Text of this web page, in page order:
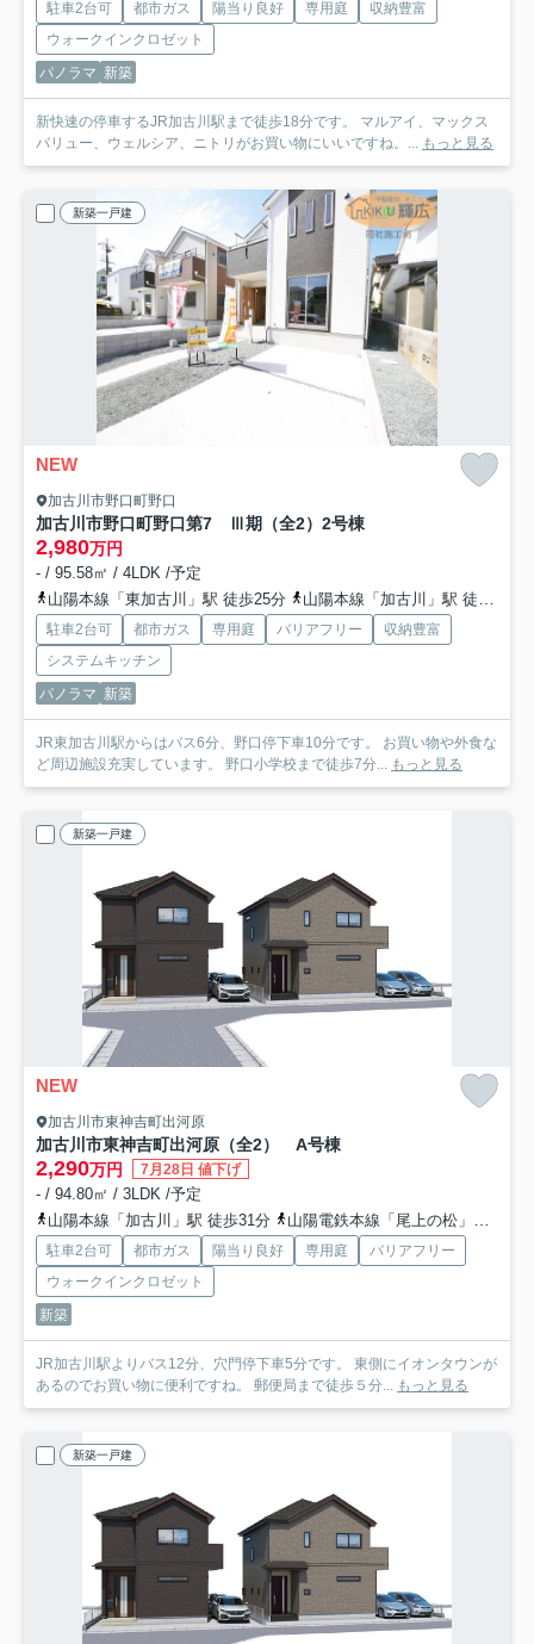
駐車2台可 都市ガス 陽当り良好 専用庭
収納豊富
ウォークインクロゼット
パノラマ 新築
新快速の停車するJR加古川駅まで徒歩18分です。 マルアイ、マックス
バリュー、ウェルシア、ニトリがお買い物にいいですね。... もっと見る
新築一戸建
NEW
加古川市野口町野口
加古川市野口町野口第7 Ⅲ期（全2）2号棟
2,980万円
- / 95.58㎡ / 4LDK /予定
山陽本線「東加古川」駅 徒歩25分
山陽本線「加古川」駅 徒歩30分
駐車2台可 都市ガス 専用庭 バリアフリー
収納豊富
システムキッチン
パノラマ 新築
JR東加古川駅からはバス6分、野口停下車10分です。 お買い物や外食な
ど周辺施設充実しています。 野口小学校まで徒歩7分... もっと見る
新築一戸建
NEW
加古川市東神吉町出河原
加古川市東神吉町出河原（全2） A号棟
2,290万円 7月28日 値下げ
- / 94.80㎡ / 3LDK /予定
山陽本線「加古川」駅 徒歩31分
山陽電鉄本線「尾上の松」駅 徒歩58分
駐車2台可 都市ガス 陽当り良好 専用庭
バリアフリー
ウォークインクロゼット
新築
JR加古川駅よりバス12分、穴門停下車5分です。 東側にイオンタウンが
あるのでお買い物に便利ですね。 郵便局まで徒歩５分... もっと見る
新築一戸建